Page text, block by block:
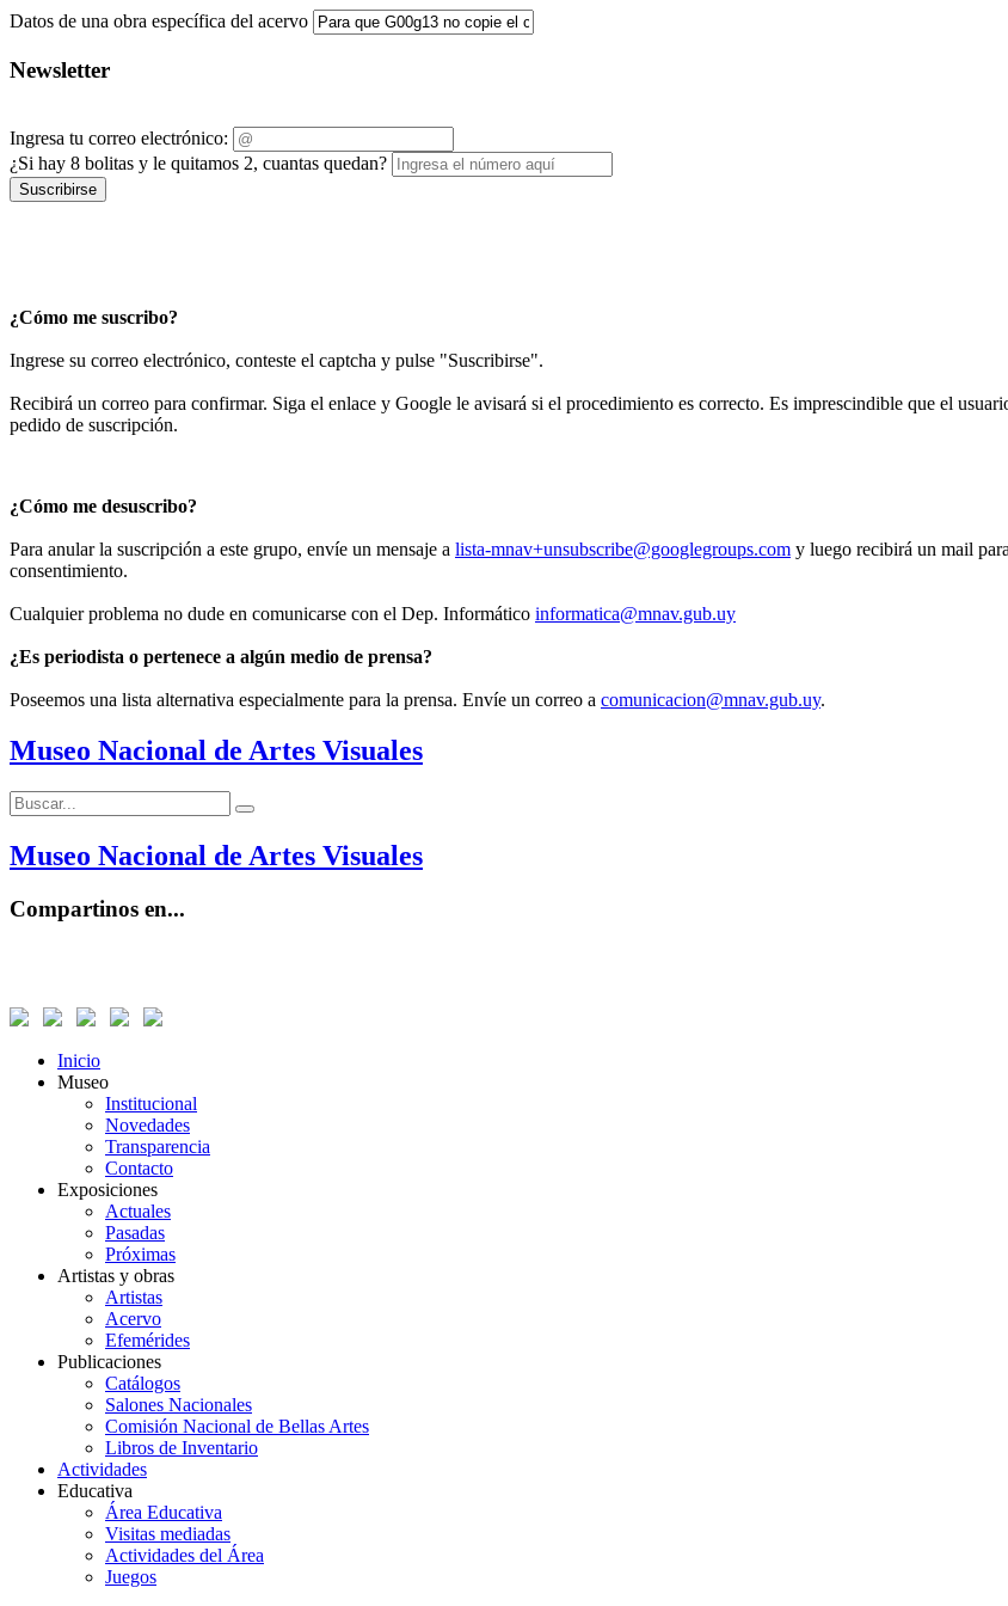
Datos de una obra específica del acervo
Newsletter
Ingresa tu correo electrónico:
¿Si hay 8 bolitas y le quitamos 2, cuantas quedan?
Suscribirse
¿Cómo me suscribo?
Ingrese su correo electrónico, conteste el captcha y pulse "Suscribirse".
Recibirá un correo para confirmar. Siga el enlace y Google le avisará si el procedimiento es correcto. Es imprescindible que el
pedido de suscripción.
¿Cómo me desuscribo?
Para anular la suscripción a este grupo, envíe un mensaje a lista-mnav+unsubscribe@googlegroups.com y luego recibirá un mail
consentimiento.
Cualquier problema no dude en comunicarse con el Dep. Informático informatica@mnav.gub.uy
¿Es periodista o pertenece a algún medio de prensa?
Poseemos una lista alternativa especialmente para la prensa. Envíe un correo a comunicacion@mnav.gub.uy.
Museo Nacional de Artes Visuales
Buscar:
Buscar
Museo Nacional de Artes Visuales
Compartinos en...
Inicio
Museo
Institucional
Novedades
Transparencia
Contacto
Exposiciones
Actuales
Pasadas
Próximas
Artistas y obras
Artistas
Acervo
Efemérides
Publicaciones
Catálogos
Salones Nacionales
Comisión Nacional de Bellas Artes
Libros de Inventario
Actividades
Educativa
Área Educativa
Visitas mediadas
Actividades del Área
Juegos